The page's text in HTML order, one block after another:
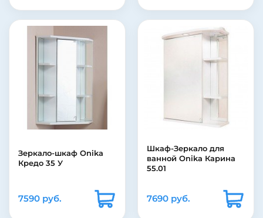
Зеркало-шкаф Onika
Кредо 35 У
7590 руб.
Шкаф-Зеркало для
ванной Onika Карина
55.01
7690 руб.